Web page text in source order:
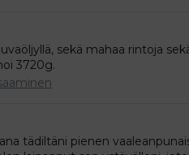
sekä mahaa rintoja
3720g.
tädiltäni pienen